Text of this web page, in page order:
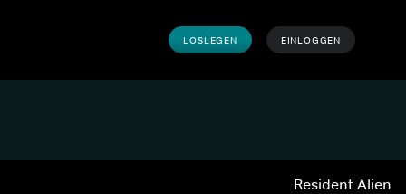
LOSLEGEN EINLOGGEN
Resident Alien